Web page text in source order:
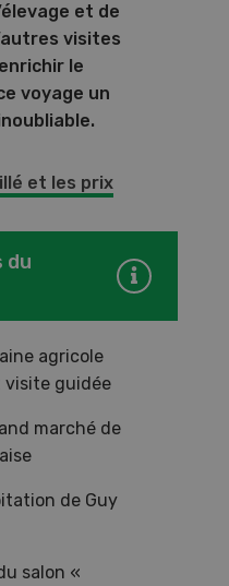
et de
visites
le
voyage un
et les prix
du
agricole
visite guidée
marché de
de Guy
salon «